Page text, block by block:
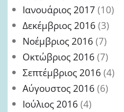
Ιανουάριος 2017 (10)
Δεκέμβριος 2016 (3)
Νοέμβριος 2016 (7)
Οκτώβριος 2016 (7)
Σεπτέμβριος 2016 (4)
Αύγουστος 2016 (6)
Ιούλιος 2016 (4)